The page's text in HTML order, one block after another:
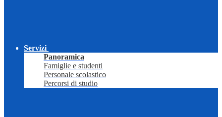
Servizi
Panoramica
Famiglie e studenti
Personale scolastico
Percorsi di studio